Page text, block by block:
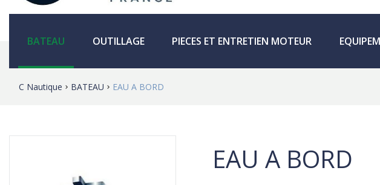
BATEAU OUTILLAGE PIECES ET ENTRETIEN MOTEUR
C Nautique BATEAU EAU A BORD
EAU A BORD